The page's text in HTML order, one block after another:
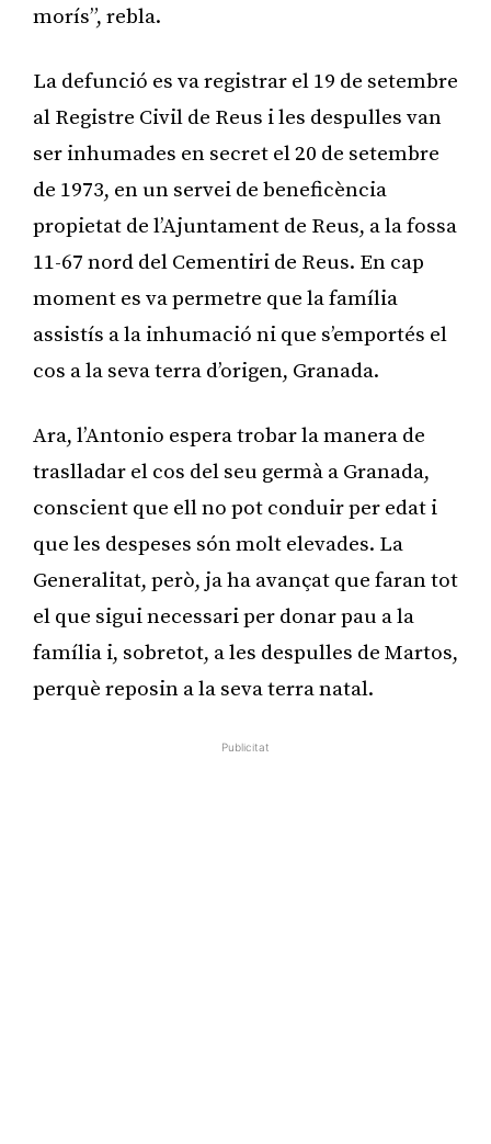
morís”, rebla.
La defunció es va registrar el 19 de setembre
al Registre Civil de Reus i les despulles van
ser inhumades en secret el 20 de setembre
de 1973, en un servei de beneficència
propietat de l’Ajuntament de Reus, a la fossa
11-67 nord del Cementiri de Reus. En cap
moment es va permetre que la família
assistís a la inhumació ni que s’emportés el
cos a la seva terra d’origen, Granada.
Ara, l’Antonio espera trobar la manera de
traslladar el cos del seu germà a Granada,
conscient que ell no pot conduir per edat i
que les despeses són molt elevades. La
Generalitat, però, ja ha avançat que faran tot
el que sigui necessari per donar pau a la
família i, sobretot, a les despulles de Martos,
perquè reposin a la seva terra natal.
Publicitat